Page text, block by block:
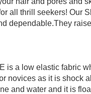
all thrill seekers! Our
dependable.They
is a low elastic fabric
novices as it is shock
and water and it is